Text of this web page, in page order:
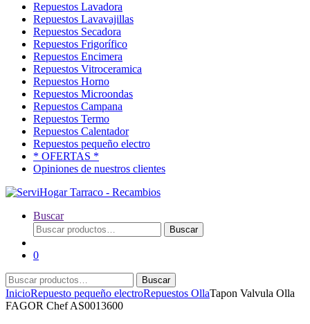
Repuestos Lavadora
Repuestos Lavavajillas
Repuestos Secadora
Repuestos Frigorífico
Repuestos Encimera
Repuestos Vitroceramica
Repuestos Horno
Repuestos Microondas
Repuestos Campana
Repuestos Termo
Repuestos Calentador
Repuestos pequeño electro
* OFERTAS *
Opiniones de nuestros clientes
Buscar
Buscar
por:
Buscar
0
Buscar
por:
Buscar
InicioRepuesto pequeño electroRepuestos OllaTapon Valvula Olla
FAGOR Chef AS0013600